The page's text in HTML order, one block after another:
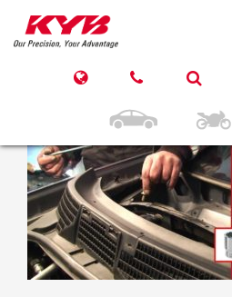
15 mars 2017
KYB NISSAN